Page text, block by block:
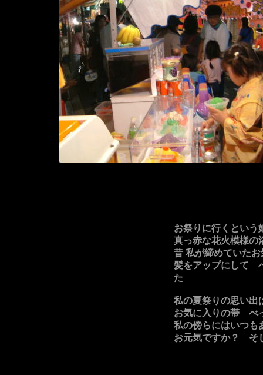
お祭りに行くとい
真っ赤な花火模様の
昔 私が締めていた
髪をアップにして
た
私の夏祭りの思い出
お気に入りの帯 べ
私の傍らにはいつも
お元気ですか？ そ